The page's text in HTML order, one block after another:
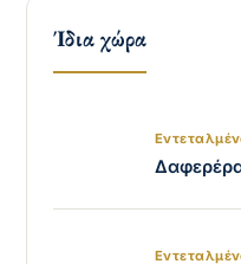
Ίδια χώρα